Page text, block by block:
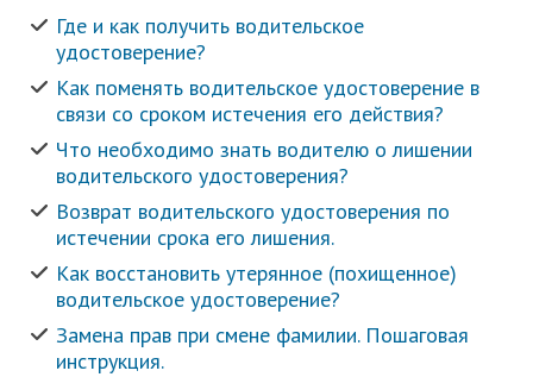
Где и как получить водительское
удостоверение?
Как поменять водительское удостоверение в
связи со сроком истечения его действия?
Что необходимо знать водителю о лишении
водительского удостоверения?
Возврат водительского удостоверения по
истечении срока его лишения.
Как восстановить утерянное (похищенное)
водительское удостоверение?
Замена прав при смене фамилии. Пошаговая
инструкция.